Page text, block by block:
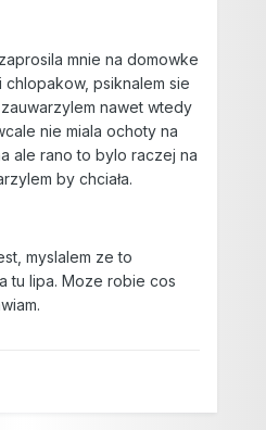
mnie na domowke
psiknalem sie
nawet wtedy
nie miala ochoty na
ale rano to bylo raczej na
by chciała.
myslalem ze to
tu lipa. Moze robie cos